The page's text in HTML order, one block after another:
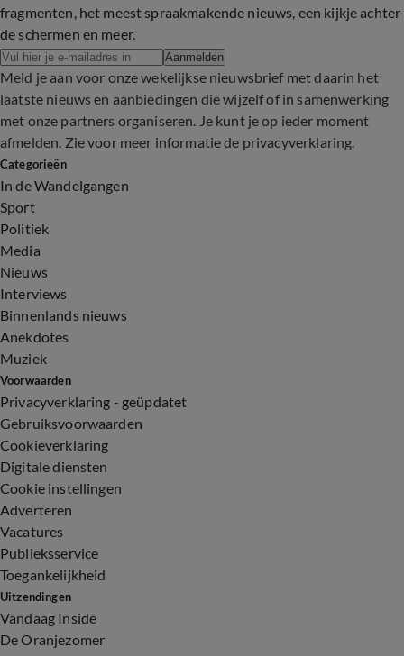
fragmenten, het meest spraakmakende nieuws, een kijkje achter
de schermen en meer.
Aanmelden
Meld je aan voor onze wekelijkse nieuwsbrief met daarin het
laatste nieuws en aanbiedingen die wijzelf of in samenwerking
met onze partners organiseren. Je kunt je op ieder moment
afmelden. Zie voor meer informatie de privacyverklaring.
Categorieën
In de Wandelgangen
Sport
Politiek
Media
Nieuws
Interviews
Binnenlands nieuws
Anekdotes
Muziek
Voorwaarden
Privacyverklaring - geüpdatet
Gebruiksvoorwaarden
Cookieverklaring
Digitale diensten
Cookie instellingen
Adverteren
Vacatures
Publieksservice
Toegankelijkheid
Uitzendingen
Vandaag Inside
De Oranjezomer